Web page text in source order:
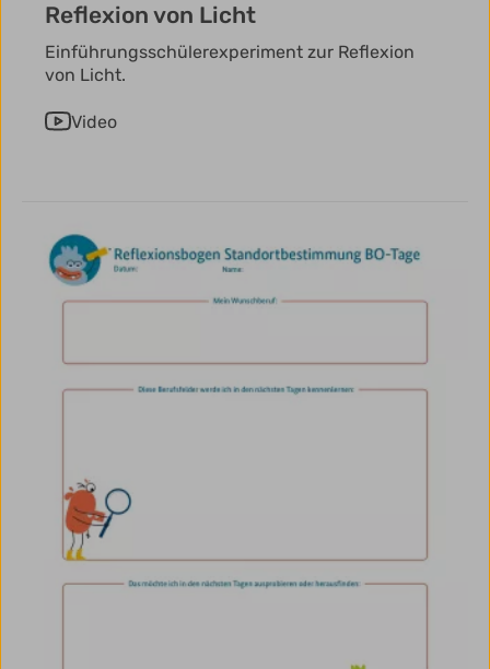
Reflexion von Licht
Einführungsschülerexperiment zur Reflexion
von Licht.
Video